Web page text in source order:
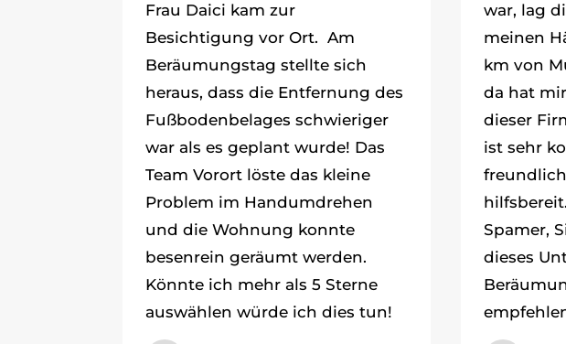
Frau Daici kam zur
Besichtigung vor Ort. Am
Beräumungstag stellte sich
heraus, dass die Entfernung des
Fußbodenbelages schwieriger
war als es geplant wurde! Das
Team Vorort löste das kleine
Problem im Handumdrehen
und die Wohnung konnte
besenrein geräumt werden.
Könnte ich mehr als 5 Sterne
auswählen würde ich dies tun!
war, lag
meinen
km von
da hat
dieser
ist sehr
Spamer,
dieses